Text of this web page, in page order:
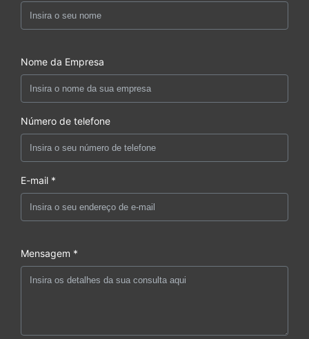
Nome da Empresa
Número de telefone
E-mail *
Mensagem *